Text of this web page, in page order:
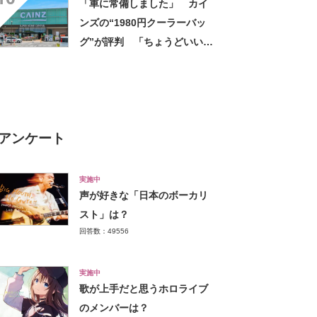
「車に常備しました」 カイ
ンズの“1980円クーラーバッ
グ”が評判 「ちょうどいい大
アンケート
実施中
声が好きな「日本のボーカリ
スト」は？
回答数：49556
実施中
歌が上手だと思うホロライブ
のメンバーは？